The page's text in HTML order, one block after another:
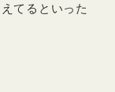
てるといった